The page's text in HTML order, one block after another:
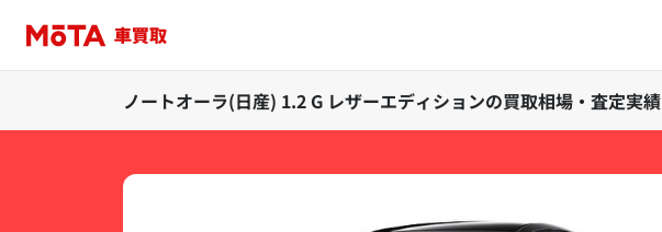
ノートオーラ(日産) 1.2 G レザーエディションの買取相場・査定実績